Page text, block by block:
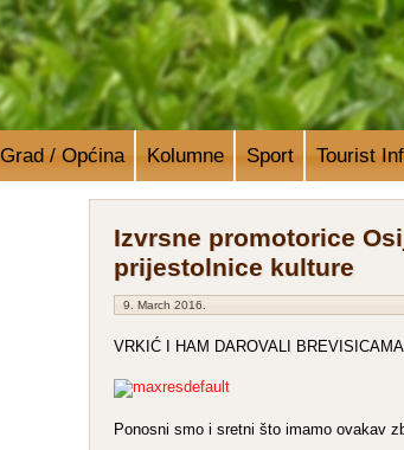
Grad / Općina Kolumne Sport Tourist
Izvrsne promotorice
prijestolnice kulture
9. March 2016.
VRKIĆ I HAM DAROVALI
Ponosni smo i sretni što imamo ovakav